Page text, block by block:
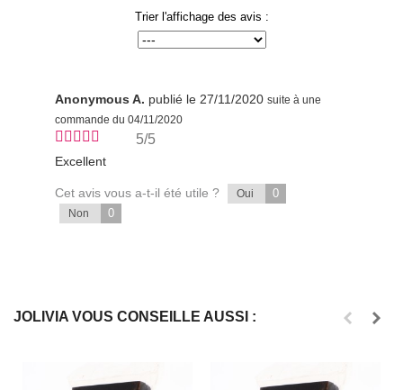
Trier l'affichage des avis :
Anonymous A. publié le 27/11/2020 suite à une
commande du 04/11/2020
5/5
Excellent
Cet avis vous a-t-il été utile ? Oui 0
Non 0
JOLIVIA VOUS CONSEILLE AUSSI :